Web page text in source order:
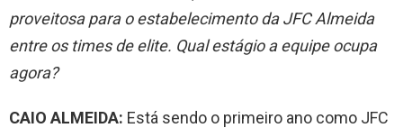
proveitosa para o estabelecimento da JFC Almeida
entre os times de elite. Qual estágio a equipe ocupa
agora?
CAIO ALMEIDA: Está sendo o primeiro ano como JFC